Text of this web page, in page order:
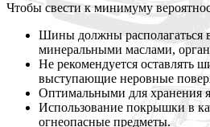
Чтобы свести к минимуму
Шины должны располагаться
минеральными маслами,
Не рекомендуется оставлять
выступающие неровные
Оптимальными для хранения
Использование покрышки в
огнеопасные предметы.